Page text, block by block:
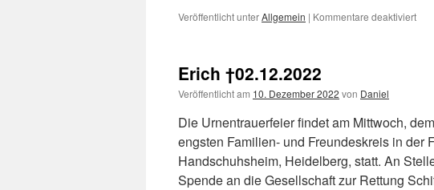
Veröffentlicht unterAllgemein | Kommentare deaktiviertfür
Erich †02.12.2022
Veröffentlicht am 10. Dezember 2022 von Daniel
Die Urnentrauerfeier findet am Mittwoch,
engsten Familien- und Freundeskreis in der
Handschuhsheim, Heidelberg, statt. An
Spende an die Gesellschaft zur Rettung